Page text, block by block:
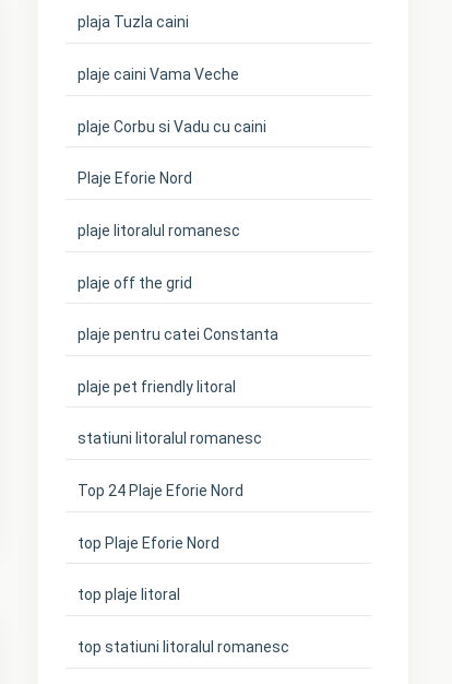
plaja Tuzla caini
plaje caini Vama Veche
plaje Corbu si Vadu cu caini
Plaje Eforie Nord
plaje litoralul romanesc
plaje off the grid
plaje pentru catei Constanta
plaje pet friendly litoral
statiuni litoralul romanesc
Top 24 Plaje Eforie Nord
top Plaje Eforie Nord
top plaje litoral
top statiuni litoralul romanesc